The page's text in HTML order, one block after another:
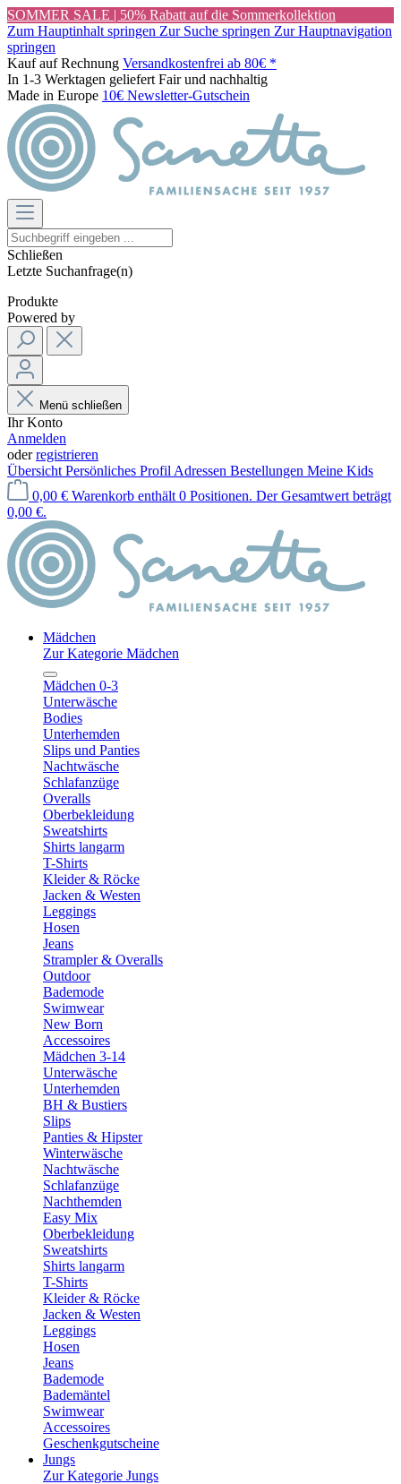
SOMMER SALE | 50% Rabatt auf die Sommerkollektion
Zum Hauptinhalt springen Zur Suche springen Zur Hauptnavigation
springen
Kauf auf Rechnung Versandkostenfrei ab 80€ *
In 1-3 Werktagen geliefert Fair und nachhaltig
Made in Europe 10€ Newsletter-Gutschein
Schließen
Letzte Suchanfrage(n)
Produkte
Powered by
Menü schließen
Ihr Konto
Anmelden
oderregistrieren
Übersicht Persönliches Profil Adressen Bestellungen Meine Kids
0,00 € Warenkorb enthält 0 Positionen. Der Gesamtwert beträgt
0,00 €.
Mädchen
Zur Kategorie Mädchen
Mädchen 0-3
Unterwäsche
Bodies
Unterhemden
Slips und Panties
Nachtwäsche
Schlafanzüge
Overalls
Oberbekleidung
Sweatshirts
Shirts langarm
T-Shirts
Kleider & Röcke
Jacken & Westen
Leggings
Hosen
Jeans
Strampler & Overalls
Outdoor
Bademode
Swimwear
New Born
Accessoires
Mädchen 3-14
Unterwäsche
Unterhemden
BH & Bustiers
Slips
Panties & Hipster
Winterwäsche
Nachtwäsche
Schlafanzüge
Nachthemden
Easy Mix
Oberbekleidung
Sweatshirts
Shirts langarm
T-Shirts
Kleider & Röcke
Jacken & Westen
Leggings
Hosen
Jeans
Bademode
Bademäntel
Swimwear
Accessoires
Geschenkgutscheine
Jungs
Zur Kategorie Jungs